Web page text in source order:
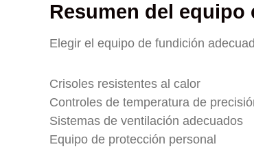
Resumen del equipo
Elegir el equipo de fundición
Crisoles resistentes al calor
Controles de temperatura de
Sistemas de ventilación adecuados
Equipo de protección personal